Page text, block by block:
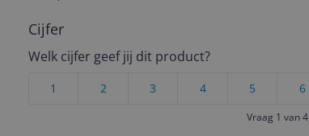
Cijfer
Welk cijfer geef jij dit product?
6
5
4
3
2
1
Vraag 1 van 4